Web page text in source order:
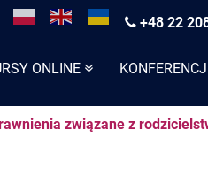
ONLINE
+48 22
związane z